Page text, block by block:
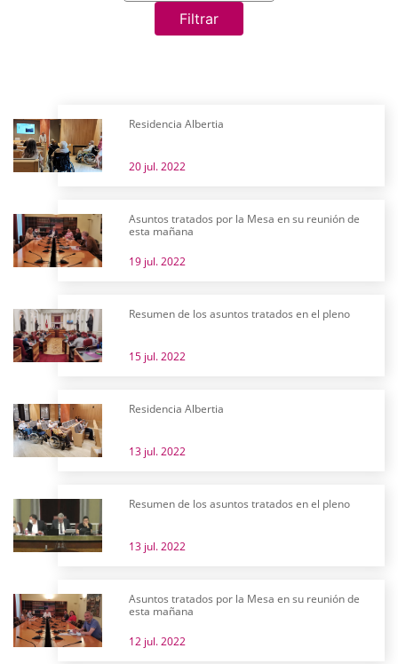
Filtrar
Residencia Albertia
20 jul. 2022
Asuntos tratados por la Mesa en su reunión de
esta mañana
19 jul. 2022
Resumen de los asuntos tratados en el pleno
15 jul. 2022
Residencia Albertia
13 jul. 2022
Resumen de los asuntos tratados en el pleno
13 jul. 2022
Asuntos tratados por la Mesa en su reunión de
esta mañana
12 jul. 2022